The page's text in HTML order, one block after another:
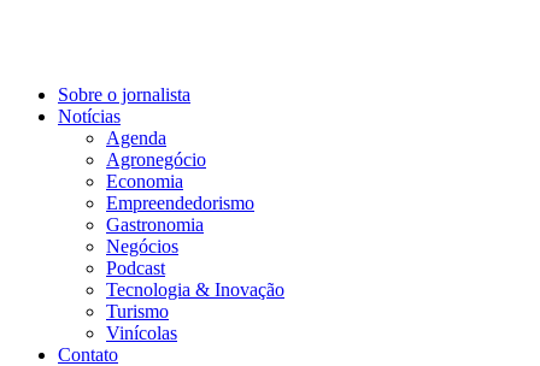
Sobre o jornalista
Notícias
Agenda
Agronegócio
Economia
Empreendedorismo
Gastronomia
Negócios
Podcast
Tecnologia & Inovação
Turismo
Vinícolas
Contato